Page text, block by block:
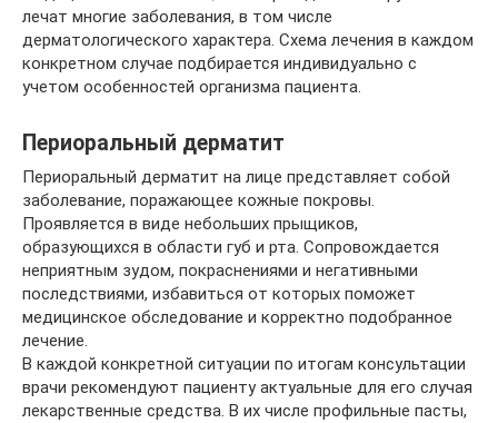
лечат многие заболевания, в том числе
дерматологического характера. Схема лечения в каждом
конкретном случае подбирается индивидуально с
учетом особенностей организма пациента.
Периоральный дерматит
Периоральный дерматит на лице представляет собой
заболевание, поражающее кожные покровы.
Проявляется в виде небольших прыщиков,
образующихся в области губ и рта. Сопровождается
неприятным зудом, покраснениями и негативными
последствиями, избавиться от которых поможет
медицинское обследование и корректно подобранное
лечение.
В каждой конкретной ситуации по итогам консультации
врачи рекомендуют пациенту актуальные для его случая
лекарственные средства. В их числе профильные пасты,